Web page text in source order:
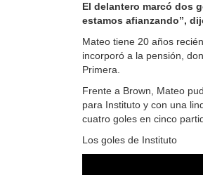
El delantero marcó dos
estamos afianzando”,
Mateo tiene 20 años
incorporó a la pensión,
Primera.
Frente a Brown, Mateo
para Instituto y con una
cuatro goles en cinco
Los goles de Instituto